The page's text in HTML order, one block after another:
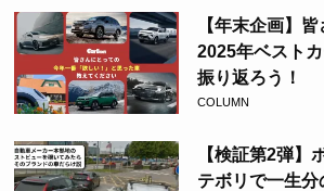
【年末企画】
2025年ベスト
振り返ろう！
COLUMN
【検証第2弾】
テボリで一生